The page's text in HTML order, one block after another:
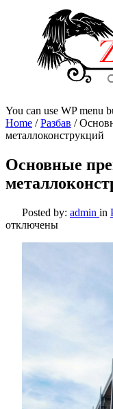
You can use WP menu
Home /Разбав /
металлоконструкций
Основные
Posted by: admin in
отключены